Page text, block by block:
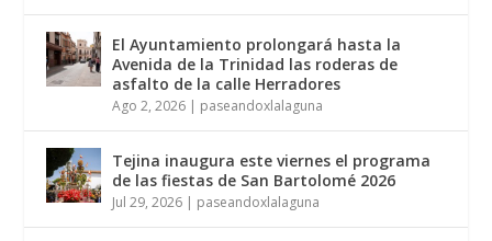
El Ayuntamiento prolongará hasta la
Avenida de la Trinidad las roderas de
asfalto de la calle Herradores
Ago 2, 2026 | paseandoxlalaguna
Tejina inaugura este viernes el programa
de las fiestas de San Bartolomé 2026
Jul 29, 2026 | paseandoxlalaguna